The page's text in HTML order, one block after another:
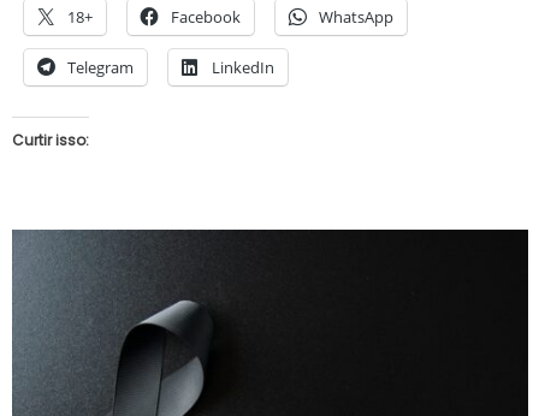
18+ Facebook WhatsApp
Telegram LinkedIn
Curtir isso: